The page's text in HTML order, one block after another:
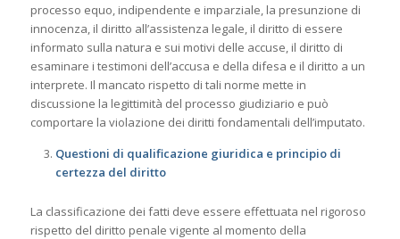
processo equo, indipendente e imparziale, la presunzione di
innocenza, il diritto all’assistenza legale, il diritto di essere
informato sulla natura e sui motivi delle accuse, il diritto di
esaminare i testimoni dell’accusa e della difesa e il diritto a un
interprete. Il mancato rispetto di tali norme mette in
discussione la legittimità del processo giudiziario e può
comportare la violazione dei diritti fondamentali dell’imputato.
Questioni di qualificazione giuridica e principio di
certezza del diritto
La classificazione dei fatti deve essere effettuata nel rigoroso
rispetto del diritto penale vigente al momento della